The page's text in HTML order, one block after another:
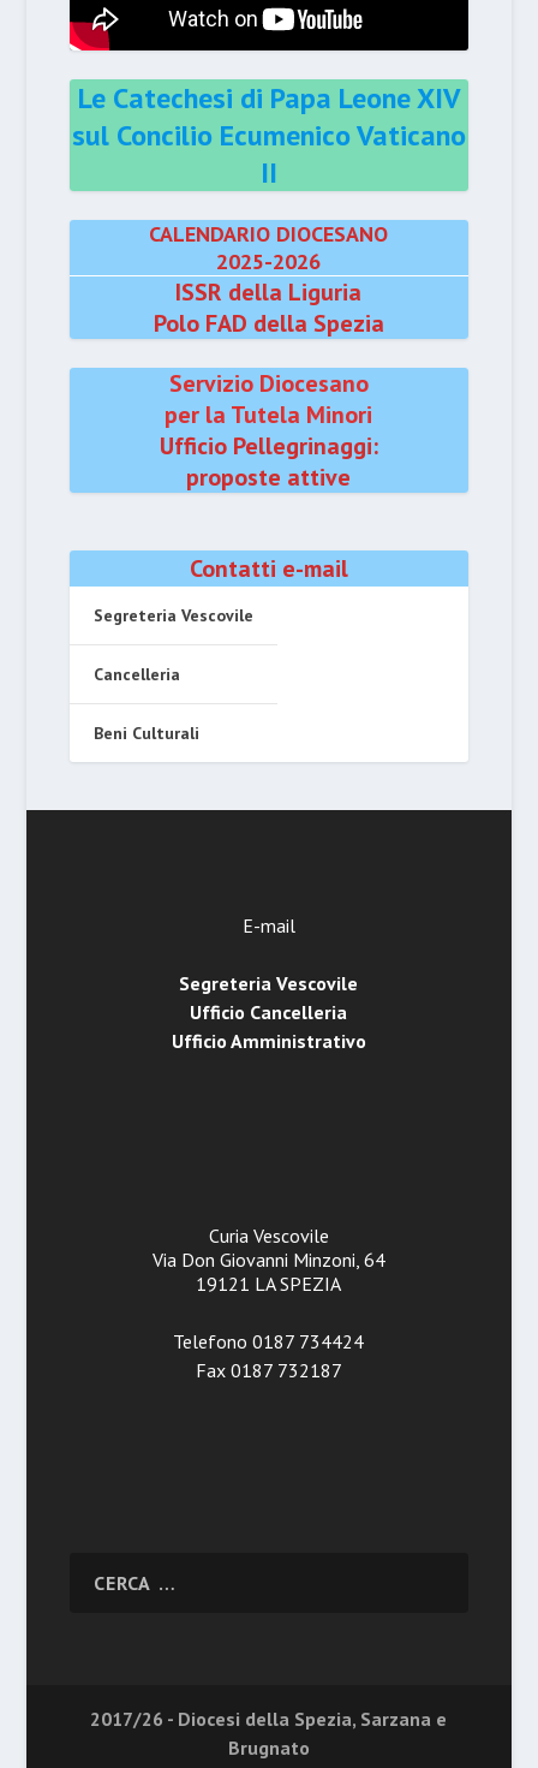
Le Catechesi di Papa Leone XIV
sul Concilio Ecumenico Vaticano
II
CALENDARIO DIOCESANO
2025-2026
ISSR della Liguria
Polo FAD della Spezia
Servizio Diocesano
per la Tutela Minori
Ufficio Pellegrinaggi:
proposte attive
Contatti e-mail
Segreteria Vescovile
Cancelleria
Beni Culturali
E-mail
Segreteria Vescovile
Ufficio Cancelleria
Ufficio Amministrativo
Curia Vescovile
Via Don Giovanni Minzoni, 64
19121 LA SPEZIA
Telefono 0187 734424
Fax 0187 732187
2017/26 - Diocesi della Spezia, Sarzana e
Brugnato